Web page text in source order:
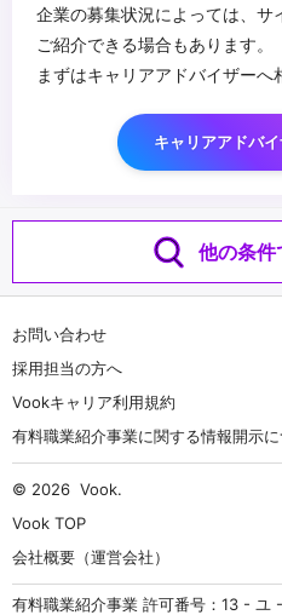
企業の募集状況によっては、サ
ご紹介できる場合もあります。
まずはキャリアアドバイザーへ
キャリアアドバ
他の条件
お問い合わせ
採用担当の方へ
Vookキャリア利用規約
有料職業紹介事業に関する情報開示
© 2026 Vook.
Vook TOP
会社概要（運営会社）
有料職業紹介事業 許可番号：13 - ユ